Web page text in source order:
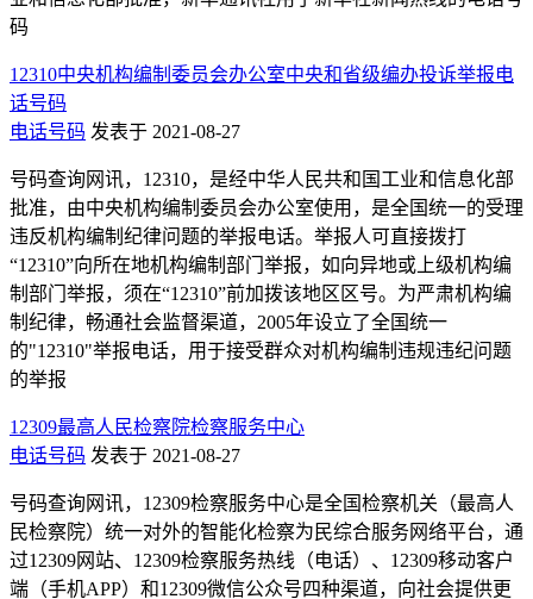
码
12310中央机构编制委员会办公室中央和省级编办投诉举报电
话号码
电话号码 发表于 2021-08-27
号码查询网讯，12310，是经中华人民共和国工业和信息化部
批准，由中央机构编制委员会办公室使用，是全国统一的受理
违反机构编制纪律问题的举报电话。举报人可直接拨打
“12310”向所在地机构编制部门举报，如向异地或上级机构编
制部门举报，须在“12310”前加拨该地区区号。为严肃机构编
制纪律，畅通社会监督渠道，2005年设立了全国统一
的"12310"举报电话，用于接受群众对机构编制违规违纪问题
的举报
12309最高人民检察院检察服务中心
电话号码 发表于 2021-08-27
号码查询网讯，12309检察服务中心是全国检察机关（最高人
民检察院）统一对外的智能化检察为民综合服务网络平台，通
过12309网站、12309检察服务热线（电话）、12309移动客户
端（手机APP）和12309微信公众号四种渠道，向社会提供更